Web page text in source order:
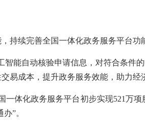
持续完善全国一体化政务服务平台
智能自动核验申请信息，对符合条件
易成本，提升政务服务效能，助力经
一体化政务服务平台初步实现521万
”。